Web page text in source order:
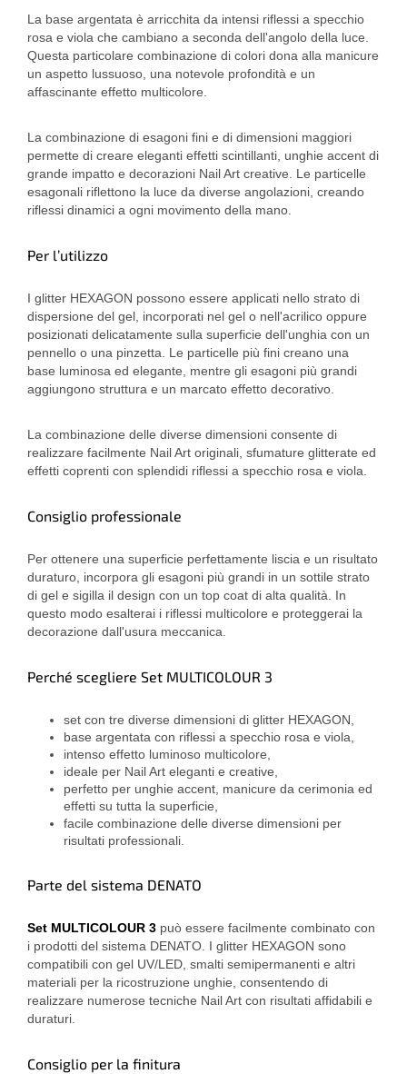
La base argentata è arricchita da intensi riflessi a specchio
rosa e viola che cambiano a seconda dell'angolo della luce.
Questa particolare combinazione di colori dona alla manicure
un aspetto lussuoso, una notevole profondità e un
affascinante effetto multicolore.
La combinazione di esagoni fini e di dimensioni maggiori
permette di creare eleganti effetti scintillanti, unghie accent di
grande impatto e decorazioni Nail Art creative. Le particelle
esagonali riflettono la luce da diverse angolazioni, creando
riflessi dinamici a ogni movimento della mano.
Per l’utilizzo
I glitter HEXAGON possono essere applicati nello strato di
dispersione del gel, incorporati nel gel o nell'acrilico oppure
posizionati delicatamente sulla superficie dell'unghia con un
pennello o una pinzetta. Le particelle più fini creano una
base luminosa ed elegante, mentre gli esagoni più grandi
aggiungono struttura e un marcato effetto decorativo.
La combinazione delle diverse dimensioni consente di
realizzare facilmente Nail Art originali, sfumature glitterate ed
effetti coprenti con splendidi riflessi a specchio rosa e viola.
Consiglio professionale
Per ottenere una superficie perfettamente liscia e un risultato
duraturo, incorpora gli esagoni più grandi in un sottile strato
di gel e sigilla il design con un top coat di alta qualità. In
questo modo esalterai i riflessi multicolore e proteggerai la
decorazione dall'usura meccanica.
Perché scegliere Set MULTICOLOUR 3
set con tre diverse dimensioni di glitter HEXAGON,
base argentata con riflessi a specchio rosa e viola,
intenso effetto luminoso multicolore,
ideale per Nail Art eleganti e creative,
perfetto per unghie accent, manicure da cerimonia ed
effetti su tutta la superficie,
facile combinazione delle diverse dimensioni per
risultati professionali.
Parte del sistema DENATO
Set MULTICOLOUR 3 può essere facilmente combinato con
i prodotti del sistema DENATO. I glitter HEXAGON sono
compatibili con gel UV/LED, smalti semipermanenti e altri
materiali per la ricostruzione unghie, consentendo di
realizzare numerose tecniche Nail Art con risultati affidabili e
duraturi.
Consiglio per la finitura